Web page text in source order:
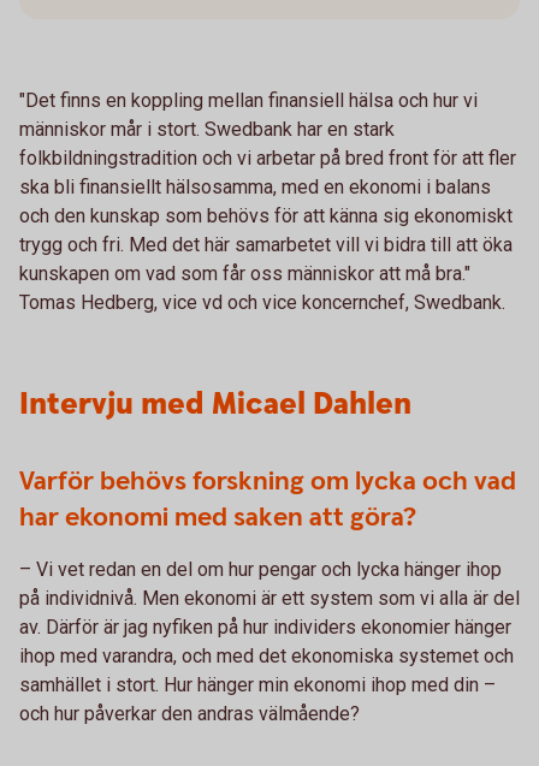
"Det finns en koppling mellan finansiell hälsa och hur vi
människor mår i stort. Swedbank har en stark
folkbildningstradition och vi arbetar på bred front för att fler
ska bli finansiellt hälsosamma, med en ekonomi i balans
och den kunskap som behövs för att känna sig ekonomiskt
trygg och fri. Med det här samarbetet vill vi bidra till att öka
kunskapen om vad som får oss människor att må bra."
Tomas Hedberg, vice vd och vice koncernchef, Swedbank.
Intervju med Micael Dahlen
Varför behövs forskning om lycka och vad
har ekonomi med saken att göra?
– Vi vet redan en del om hur pengar och lycka hänger ihop
på individnivå. Men ekonomi är ett system som vi alla är del
av. Därför är jag nyfiken på hur individers ekonomier hänger
ihop med varandra, och med det ekonomiska systemet och
samhället i stort. Hur hänger min ekonomi ihop med din –
och hur påverkar den andras välmående?